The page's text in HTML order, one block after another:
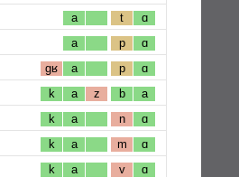
a t ɑ
a p ɑ
gʁ a p ɑ
k a z b a
k a n ɑ
k a m ɑ
k a v ɑ